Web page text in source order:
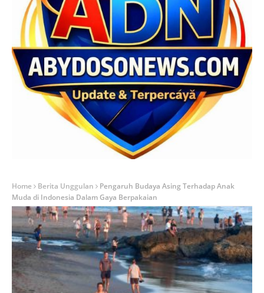
Home Berita Unggulan
Pengaruh Budaya Asing Terhadap Anak
Muda di Indonesia Dalam Gaya Berpakaian